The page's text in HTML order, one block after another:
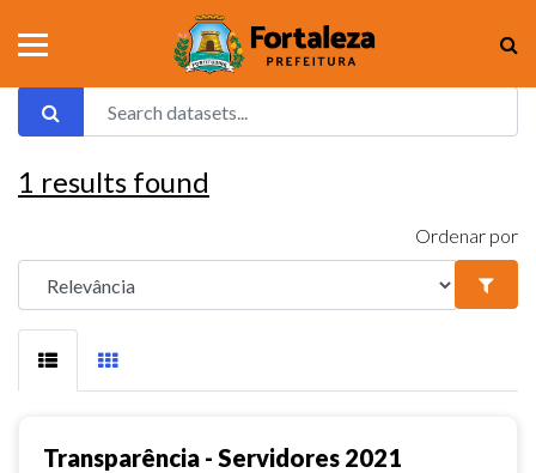
1 results found
Ordenar por
Transparência - Servidores 2021